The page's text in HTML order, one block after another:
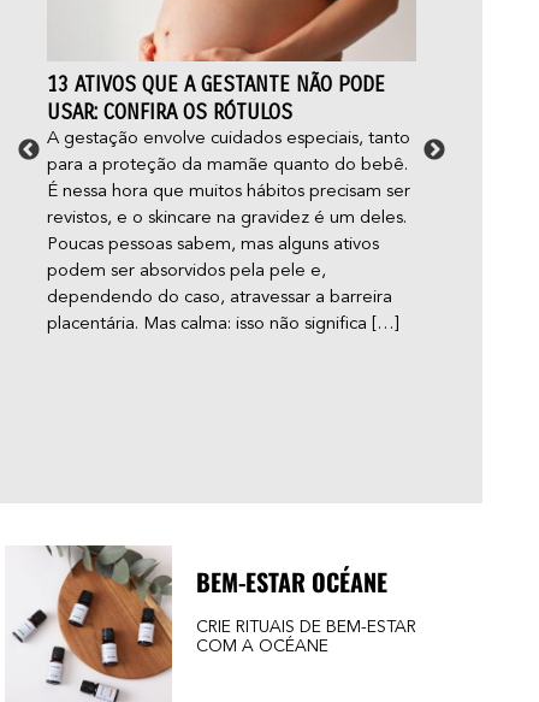
13 ATIVOS QUE A GESTANTE NÃO PODE
USAR: CONFIRA OS RÓTULOS
A gestação envolve cuidados especiais, tanto
para a proteção da mamãe quanto do bebê.
É nessa hora que muitos hábitos precisam ser
revistos, e o skincare na gravidez é um deles.
Poucas pessoas sabem, mas alguns ativos
podem ser absorvidos pela pele e,
dependendo do caso, atravessar a barreira
placentária. Mas calma: isso não significa […]
BEM-ESTAR OCÉANE
CRIE RITUAIS DE BEM-ESTAR
COM A OCÉANE